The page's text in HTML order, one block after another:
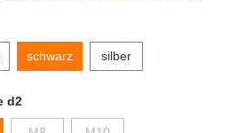
schwarz silber
d2